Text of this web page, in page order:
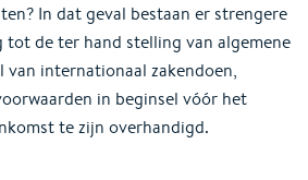
In dat geval bestaan er strengere
tot de ter hand stelling van algemene
van internationaal zakendoen,
in beginsel vóór het
te zijn overhandigd.